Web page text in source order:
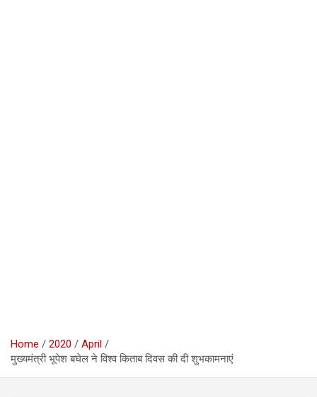
Home 2020
April
मुख्यमंत्री भूपेश बघेल ने विश्व किताब दिवस की दी शुभकामनाएं